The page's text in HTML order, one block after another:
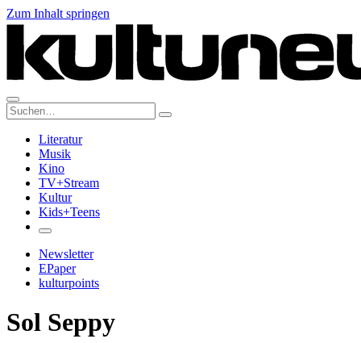
Zum Inhalt springen
Suche:
Literatur
Musik
Kino
TV+Stream
Kultur
Kids+Teens
Newsletter
EPaper
kulturpoints
Sol Seppy